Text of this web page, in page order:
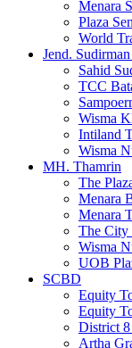
Menara
Plaza
World
Jend.
Sahid
TCC
Wisma
Intiland
Wisma
MH. Thamrin
The
Menara
Menara
The City
Wisma
UOB
SCBD
Equity
Equity
District
Artha